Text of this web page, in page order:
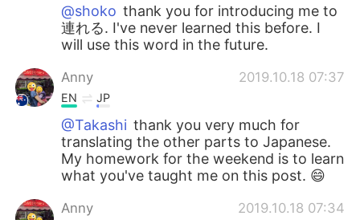
@shoko thank you for introducing me to
連れる. I've never learned this before. I
will use this word in the future.
Anny 2019.10.18 07:37
EN JP
@Takashi thank you very much for
translating the other parts to Japanese.
My homework for the weekend is to learn
what you've taught me on this post. 😄
Anny 2019.10.18 07:34